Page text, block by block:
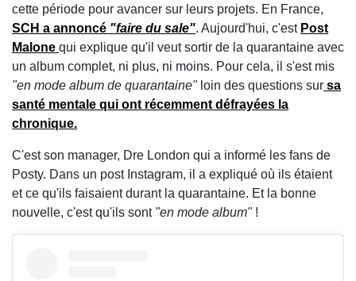
cette période pour avancer sur leurs projets. En France,
SCH a annoncé "faire du sale". Aujourd'hui, c'est Post
Malone qui explique qu'il veut sortir de la quarantaine avec
un album complet, ni plus, ni moins. Pour cela, il s'est mis
"en mode album de quarantaine"loin des questions sur sa
santé mentale qui ont récemment défrayées la
chronique.
C'est son manager, Dre London qui a informé les fans de
Posty. Dans un post Instagram, il a expliqué où ils étaient
et ce qu'ils faisaient durant la quarantaine. Et la bonne
nouvelle, c'est qu'ils sont "en mode album" !